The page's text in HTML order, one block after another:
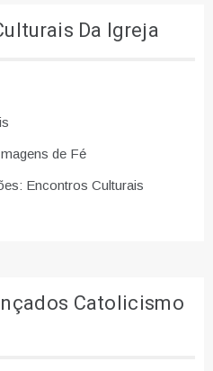
Da Igreja
de Fé
Encontros Culturais
Catolicismo